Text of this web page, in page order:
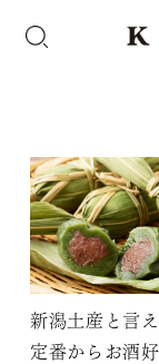
新潟土産と言
定番からお酒